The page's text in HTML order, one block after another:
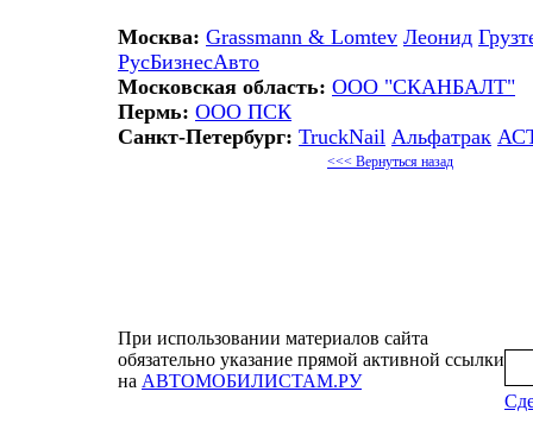
Москва: Grassmann & Lomtev Леонид
РусБизнесАвто
Московская область: ООО "СКАНБАЛТ"
Пермь: ООО ПСК
Санкт-Петербург: TruckNail Альфатрак
<<< Вернуться назад
При использовании материалов сайта
обязательно указание прямой активной ссылки
на АВТОМОБИЛИСТАМ.РУ